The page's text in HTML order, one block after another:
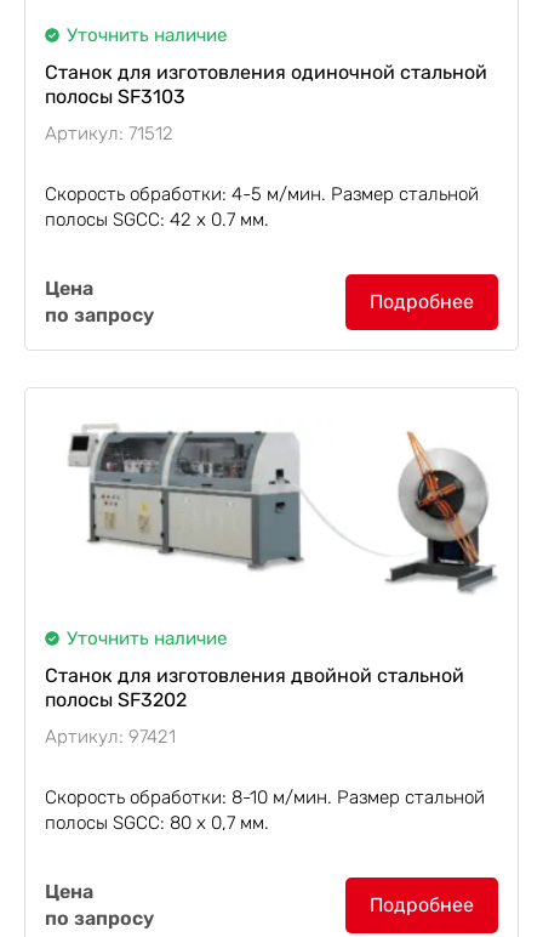
Уточнить наличие
Станок для изготовления одиночной стальной
полосы SF3103
Артикул: 71512
Скорость обработки: 4-5 м/мин. Размер стальной
полосы SGCC: 42 х 0.7 мм.
Станок для изготовления одиночной стальной
полосы SF3103
, с редуктором BKM063/30, на
системе управления Siemens PLC S7-200,
CPU224+223, а также...
Цена
по запросу
Подробнее
Уточнить наличие
Станок для изготовления двойной стальной
полосы SF3202
Артикул: 97421
Скорость обработки: 8-10 м/мин. Размер стальной
полосы SGCC: 80 х 0,7 мм.
Станок для изготовления двойной стальной
полосы SF3202
предназначен для производства
стальной полосы, используемой совместно с
Цена
по запросу
Подробнее